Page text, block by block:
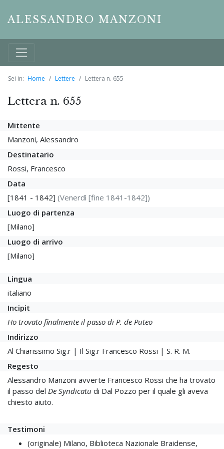
ALESSANDRO MANZONI
Sei in: Home Lettere Lettera n. 655
Lettera n. 655
Mittente
Manzoni, Alessandro
Destinatario
Rossi, Francesco
Data
[1841 - 1842] (Venerdì [fine 1841-1842])
Luogo di partenza
[Milano]
Luogo di arrivo
[Milano]
Lingua
italiano
Incipit
Ho trovato finalmente il passo di P. de Puteo
Indirizzo
Al Chiarissimo Sig.r | Il Sig.r Francesco Rossi | S. R. M.
Regesto
Alessandro Manzoni avverte Francesco Rossi che ha trovato
il passo del De Syndicatu di Dal Pozzo per il quale gli aveva
chiesto aiuto.
Testimoni
(originale) Milano, Biblioteca Nazionale Braidense,